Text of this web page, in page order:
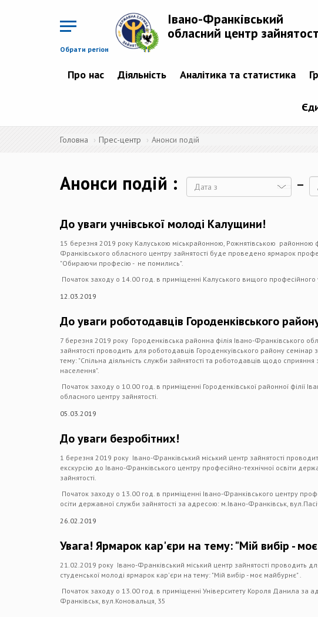
Обрати регіон
Івано-Франківський
обласний центр
Про нас Діяльність Аналітика та статистика
Головна Прес-центр Анонси подій
Анонси подій
До уваги учнівської молоді Калущини!
15 березня 2019 року Калуською міськрайонною, Рожнятівською районною
Франківського обласного центру зайнятості буде проведено ярмарок
"Обираючи професію - не помились".
Початок заходу о 14.00 год. в приміщенні Калуського вищого
12.03.2019
До уваги роботодавців Городенківського
7 березня 2019 року Городенківська районна філія Івано-Франківського
зайнятості проводить для роботодавців Городенкуівського району
тему: "Спільна діяльність служби зайнятості та роботодавців щодо сприяння
населення".
Початок заходу о 10.00 год. в приміщенні Городенківської районної філії
обласного центру зайнятості.
05.03.2019
До уваги безробітних!
1 березня 2019 року Івано-Франківський міський центр зайнятості
екскурсію до Івано-Франківського центру професійно-технічної освіти
зайнятості.
Початок заходу о 13.00 год. в приміщенні Івано-Франківського центру
осіти державної служби зайнятості за адресою: м.Івано-Франківськ,
26.02.2019
Увага! Ярмарок кар'єри на тему: "Мій вибір -
21.02.2019 року Івано-Франківський міський центр зайнятості проводить
студенської молоді ярмарок кар'єри на тему: "Мій вибір - моє майбурнє" .
Початок заходу о 13.00 год. в приміщенні Університету Короля Данила за
Франківськ, вул.Коновальця, 35